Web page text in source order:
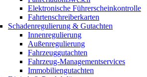
Elektronische Führerscheinkontrolle
Fahrtenschreiberkarten
Schadenregulierung & Gutachten
Innenregulierung
Außenregulierung
Fahrzeuggutachten
Fahrzeug-Managementservices
Immobiliengutachten